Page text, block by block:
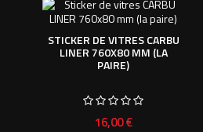
STICKER DE VITRES CARBU
LINER 760X80 MM (LA
PAIRE)
Prix
16,00 €